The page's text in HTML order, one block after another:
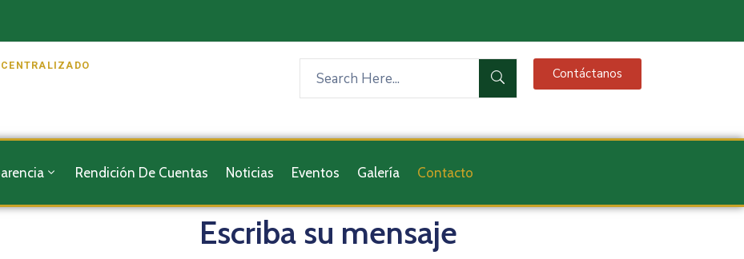
Contáctanos
Rendición De Cuentas Noticias Eventos Galería Contacto
Escriba su mensaje